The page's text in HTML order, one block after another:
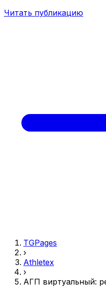
Читать публикацию
TGPages
›
Athletex
›
АГП виртуальный: